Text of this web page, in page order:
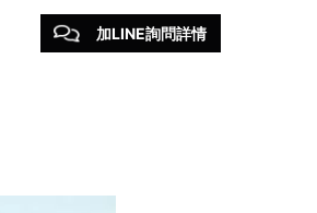
加LINE詢問詳情